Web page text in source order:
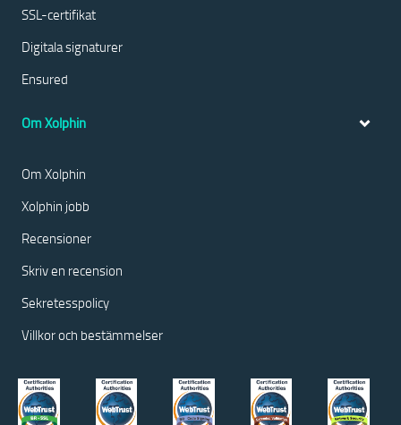
SSL-certifikat
Digitala signaturer
Ensured
Om Xolphin
Om Xolphin
Xolphin jobb
Recensioner
Skriv en recension
Sekretesspolicy
Villkor och bestämmelser